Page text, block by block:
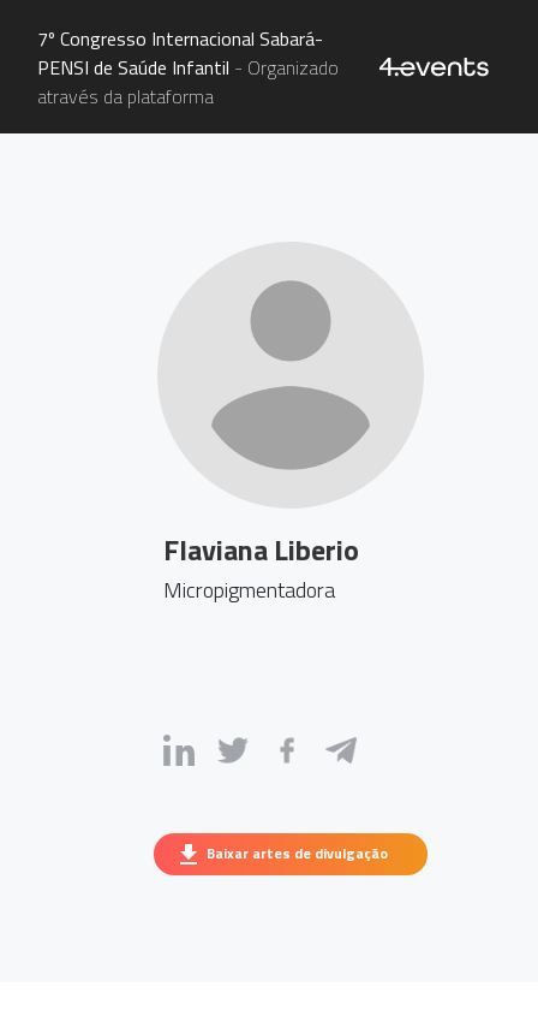
7º Congresso Internacional Sabará-
PENSI de Saúde Infantil - Organizado
através da plataforma
Flaviana Liberio
Micropigmentadora
Baixar artes de divulgação